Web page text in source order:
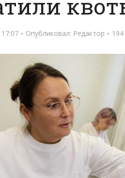
Опубликовал: Редактор 194